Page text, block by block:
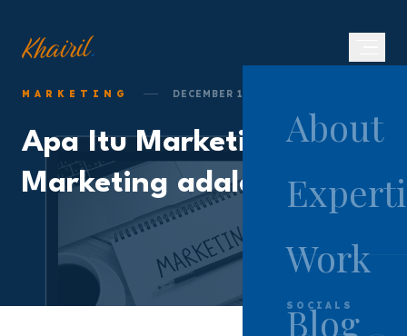
Khairil.
About
Work
Blog
SOCIALS
MARKETING DECEMBER 15, 2018
Apa Itu Marketing?
Marketing adalah sebu